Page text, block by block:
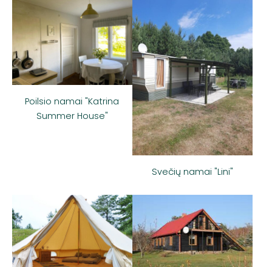
Poilsio namai "Katrina
Summer House"
Svečių namai "Lini"